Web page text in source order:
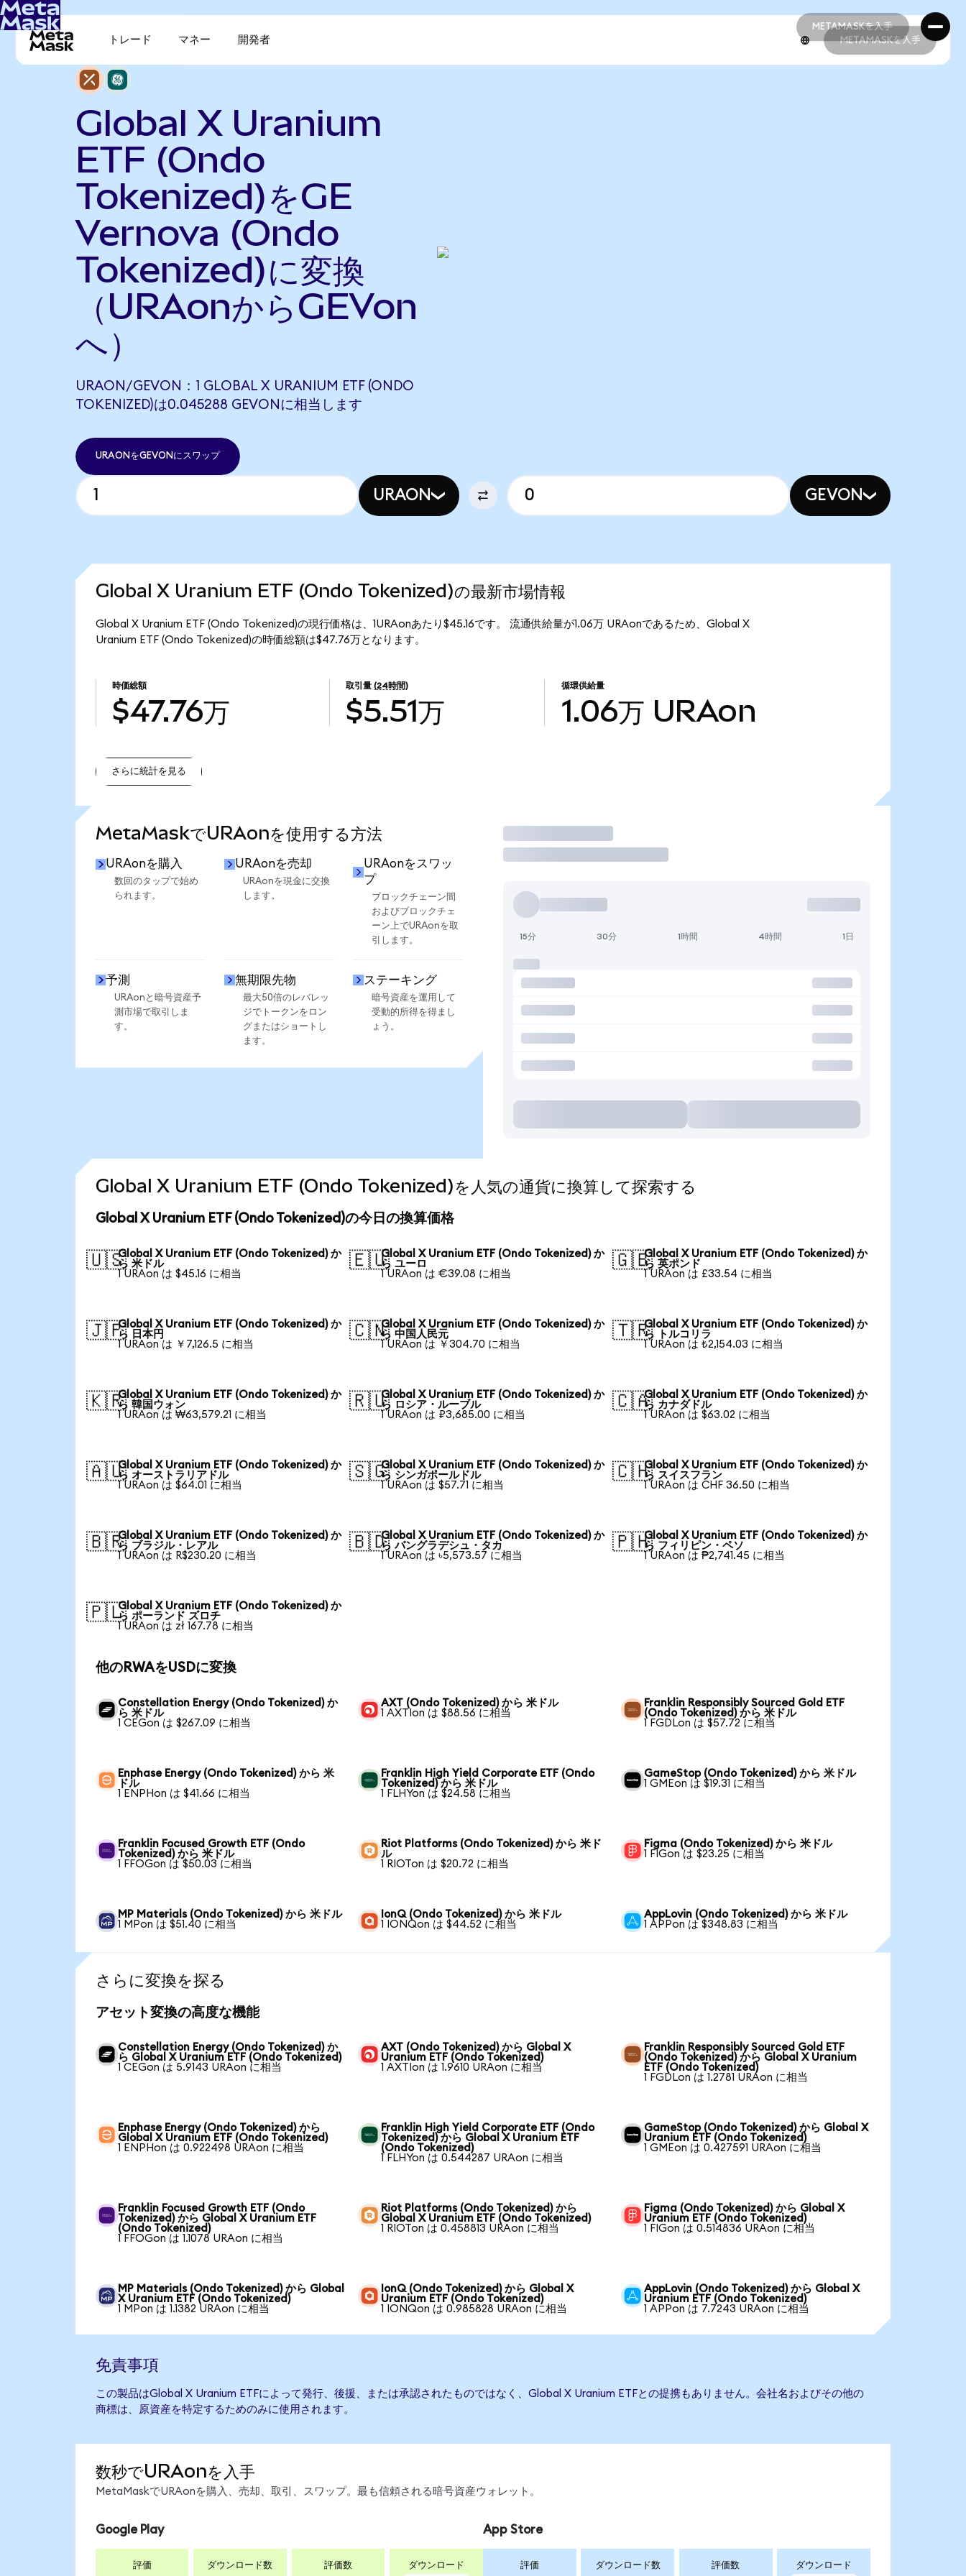
METAMASKを入手
METAMASKを入手
トレード マネー 開発者 METAMASKを入手
Global X Uranium
ETF (Ondo
Tokenized)をGE
Vernova (Ondo
Tokenized)に変換
（URAonからGEVon
へ）
URAON/GEVON：1 GLOBAL X URANIUM ETF (ONDO
TOKENIZED)は0.045288 GEVONに相当します
URAONをGEVONにスワップ
URAON GEVON
Global X Uranium ETF (Ondo Tokenized)の最新市場情報
Global X Uranium ETF (Ondo Tokenized)の現行価格は、1URAonあたり$45.16です。 流通供給量が1.06万 URAonであるため、Global X
Uranium ETF (Ondo Tokenized)の時価総額は$47.76万となります。
時価総額
$47.76万
取引量 (24時間)
$5.51万
循環供給量
1.06万 URAon
さらに統計を見る
MetaMaskでURAonを使用する方法
URAonを購入
数回のタップで始め
られます。
URAonを売却
URAonを現金に交換
します。
URAonをスワッ
プ
ブロックチェーン間
およびブロックチェ
ーン上でURAonを取
引します。
予測
URAonと暗号資産予
測市場で取引しま
す。
無期限先物
最大50倍のレバレッ
ジでトークンをロン
グまたはショートし
ます。
ステーキング
暗号資産を運用して
受動的所得を得まし
ょう。
取引
15分 30分 1時間 4時間 1日
Global X Uranium ETF (Ondo Tokenized)を人気の通貨に換算して探索する
Global X Uranium ETF (Ondo Tokenized)の今日の換算価格
🇺🇸Global X Uranium ETF (Ondo Tokenized) か
ら 米ドル
1 URAon は $45.16 に相当
🇪🇺Global X Uranium ETF (Ondo Tokenized) か
ら ユーロ
1 URAon は €39.08 に相当
🇬🇧Global X Uranium ETF (Ondo Tokenized) か
ら 英ポンド
1 URAon は £33.54 に相当
🇯🇵Global X Uranium ETF (Ondo Tokenized) か
ら 日本円
1 URAon は ￥7,126.5 に相当
🇨🇳Global X Uranium ETF (Ondo Tokenized) か
ら 中国人民元
1 URAon は ￥304.70 に相当
🇹🇷Global X Uranium ETF (Ondo Tokenized) か
ら トルコリラ
1 URAon は ₺2,154.03 に相当
🇰🇷Global X Uranium ETF (Ondo Tokenized) か
ら 韓国ウォン
1 URAon は ₩63,579.21 に相当
🇷🇺Global X Uranium ETF (Ondo Tokenized) か
ら ロシア・ルーブル
1 URAon は ₽3,685.00 に相当
🇨🇦Global X Uranium ETF (Ondo Tokenized) か
ら カナダドル
1 URAon は $63.02 に相当
🇦🇺Global X Uranium ETF (Ondo Tokenized) か
ら オーストラリアドル
1 URAon は $64.01 に相当
🇸🇬Global X Uranium ETF (Ondo Tokenized) か
ら シンガポールドル
1 URAon は $57.71 に相当
🇨🇭Global X Uranium ETF (Ondo Tokenized) か
ら スイスフラン
1 URAon は CHF 36.50 に相当
🇧🇷Global X Uranium ETF (Ondo Tokenized) か
ら ブラジル・レアル
1 URAon は R$230.20 に相当
🇧🇩Global X Uranium ETF (Ondo Tokenized) か
ら バングラデシュ・タカ
1 URAon は ৳5,573.57 に相当
🇵🇭Global X Uranium ETF (Ondo Tokenized) か
ら フィリピン・ペソ
1 URAon は ₱2,741.45 に相当
🇵🇱Global X Uranium ETF (Ondo Tokenized) か
ら ポーランド ズロチ
1 URAon は zł 167.78 に相当
他のRWAをUSDに変換
Constellation Energy (Ondo Tokenized) か
ら 米ドル
1 CEGon は $267.09 に相当
AXT (Ondo Tokenized) から 米ドル
1 AXTIon は $88.56 に相当
Franklin Responsibly Sourced Gold ETF
(Ondo Tokenized) から 米ドル
1 FGDLon は $57.72 に相当
Enphase Energy (Ondo Tokenized) から 米
ドル
1 ENPHon は $41.66 に相当
Franklin High Yield Corporate ETF (Ondo
Tokenized) から 米ドル
1 FLHYon は $24.58 に相当
GameStop (Ondo Tokenized) から 米ドル
1 GMEon は $19.31 に相当
Franklin Focused Growth ETF (Ondo
Tokenized) から 米ドル
1 FFOGon は $50.03 に相当
Riot Platforms (Ondo Tokenized) から 米ド
ル
1 RIOTon は $20.72 に相当
Figma (Ondo Tokenized) から 米ドル
1 FIGon は $23.25 に相当
MP Materials (Ondo Tokenized) から 米ドル
1 MPon は $51.40 に相当
IonQ (Ondo Tokenized) から 米ドル
1 IONQon は $44.52 に相当
AppLovin (Ondo Tokenized) から 米ドル
1 APPon は $348.83 に相当
さらに変換を探る
アセット変換の高度な機能
Constellation Energy (Ondo Tokenized) か
ら Global X Uranium ETF (Ondo Tokenized)
1 CEGon は 5.9143 URAon に相当
AXT (Ondo Tokenized) から Global X
Uranium ETF (Ondo Tokenized)
1 AXTIon は 1.9610 URAon に相当
Franklin Responsibly Sourced Gold ETF
(Ondo Tokenized) から Global X Uranium
ETF (Ondo Tokenized)
1 FGDLon は 1.2781 URAon に相当
Enphase Energy (Ondo Tokenized) から
Global X Uranium ETF (Ondo Tokenized)
1 ENPHon は 0.922498 URAon に相当
Franklin High Yield Corporate ETF (Ondo
Tokenized) から Global X Uranium ETF
(Ondo Tokenized)
1 FLHYon は 0.544287 URAon に相当
GameStop (Ondo Tokenized) から Global X
Uranium ETF (Ondo Tokenized)
1 GMEon は 0.427591 URAon に相当
Franklin Focused Growth ETF (Ondo
Tokenized) から Global X Uranium ETF
(Ondo Tokenized)
1 FFOGon は 1.1078 URAon に相当
Riot Platforms (Ondo Tokenized) から
Global X Uranium ETF (Ondo Tokenized)
1 RIOTon は 0.458813 URAon に相当
Figma (Ondo Tokenized) から Global X
Uranium ETF (Ondo Tokenized)
1 FIGon は 0.514836 URAon に相当
MP Materials (Ondo Tokenized) から Global
X Uranium ETF (Ondo Tokenized)
1 MPon は 1.1382 URAon に相当
IonQ (Ondo Tokenized) から Global X
Uranium ETF (Ondo Tokenized)
1 IONQon は 0.985828 URAon に相当
AppLovin (Ondo Tokenized) から Global X
Uranium ETF (Ondo Tokenized)
1 APPon は 7.7243 URAon に相当
免責事項
この製品はGlobal X Uranium ETFによって発行、後援、または承認されたものではなく、Global X Uranium ETFとの提携もありません。会社名およびその他の
商標は、原資産を特定するためのみに使用されます。
数秒でURAonを入手
MetaMaskでURAonを購入、売却、取引、スワップ。最も信頼される暗号資産ウォレット。
Google Play
評価 ダウンロード数 評価数 ダウンロード
App Store
評価 ダウンロード数 評価数 ダウンロード